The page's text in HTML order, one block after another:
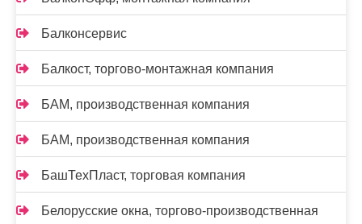
Балконсервис
Балкост, торгово-монтажная компания
БАМ, производственная компания
БАМ, производственная компания
БашТехПласт, торговая компания
Белорусские окна, торгово-производственная